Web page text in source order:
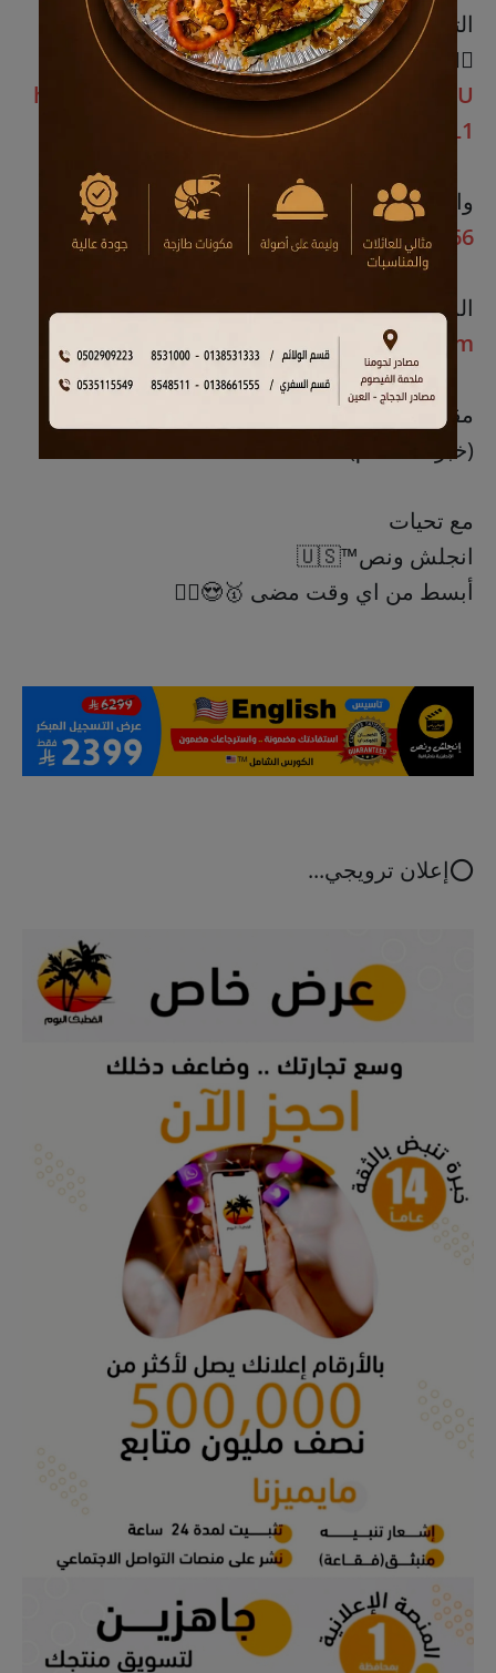
التفاصيل من تواريخ ووقت الخ
👇🏽👇🏽👇🏽
https://wa.me/message/NXLUFXYV4NUU
L1
واتساب رقم:
0582008166
الموقع الالكتروني
https://englishwnoss.com
مقدم الكورس: أ. وافي القديحي
(خبرة 24 عام)
مع تحيات
انجلش ونص™️🇺🇸
أبسط من اي وقت مضى 🥇😍✌🏻
⭕إعلان ترويجي...